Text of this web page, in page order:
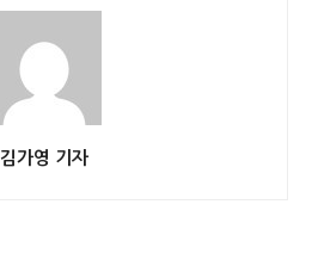
김가영 기자